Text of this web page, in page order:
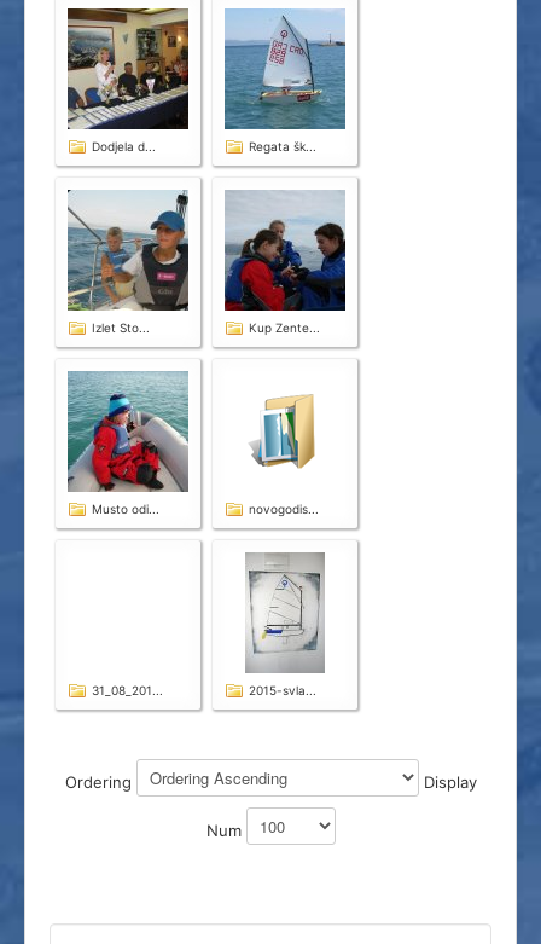
Splitski Festival Jedrenja
Dodjela d... Regata šk...
Izlet Sto... Kup Zente...
Musto odi... novogodis...
31_08_201... 2015-svla...
Ordering Display
Num